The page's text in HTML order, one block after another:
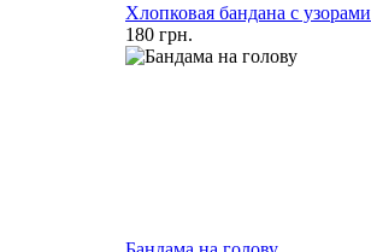
Хлопковая бандана с узорами
180 грн.